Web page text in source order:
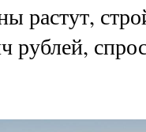
растут,
рублей,